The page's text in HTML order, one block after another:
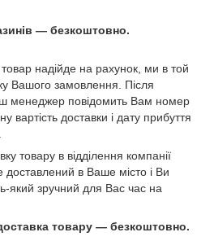
— безкоштовно.
надійде на рахунок, ми в той
Вашого замовлення. Після
менеджер повідомить Вам номер
вартість доставки і дату прибуття
товару в відділення компанії
в Ваше місто і Ви
який зручний для Вас час на
товару — безкоштовно.